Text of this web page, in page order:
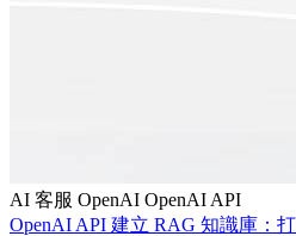
AI 客服 OpenAI OpenAI API
OpenAI API 建立 RAG 知識庫：